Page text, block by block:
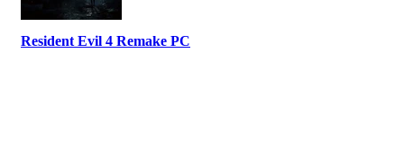
Resident Evil 4 Remake PC